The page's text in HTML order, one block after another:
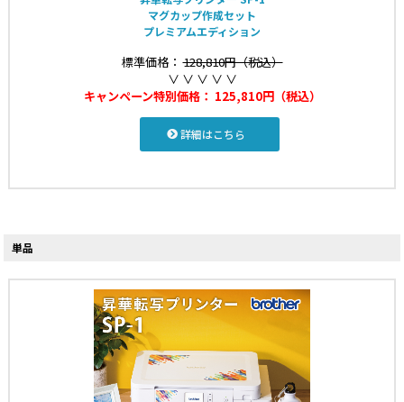
マグカップ作成セット
プレミアムエディション
標準価格： 128,810円（税込）
∨ ∨ ∨ ∨ ∨
キャンペーン特別価格： 125,810円（税込）
詳細はこちら
単品